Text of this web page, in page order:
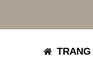
TRANG